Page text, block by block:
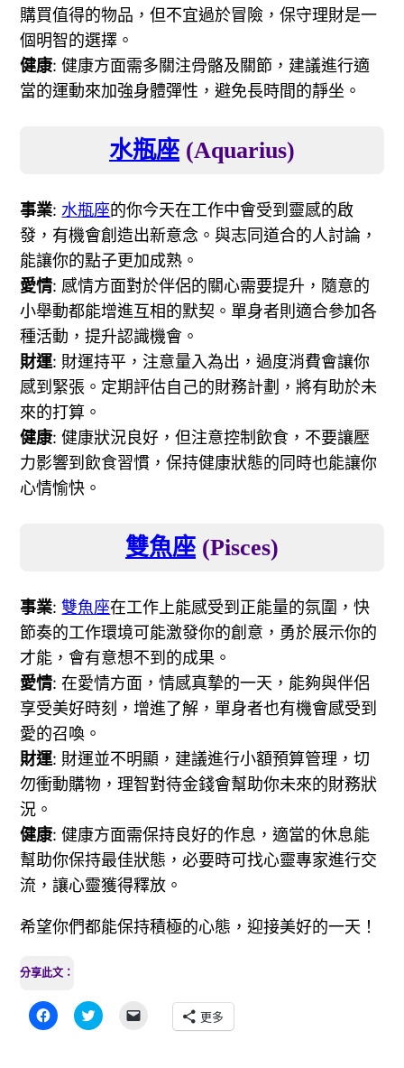
購買值得的物品，但不宜過於冒險，保守理財是一
個明智的選擇。
健康: 健康方面需多關注骨骼及關節，建議進行適
當的運動來加強身體彈性，避免長時間的靜坐。
水瓶座 (Aquarius)
事業: 水瓶座的你今天在工作中會受到靈感的啟
發，有機會創造出新意念。與志同道合的人討論，
能讓你的點子更加成熟。
愛情: 感情方面對於伴侶的關心需要提升，隨意的
小舉動都能增進互相的默契。單身者則適合參加各
種活動，提升認識機會。
財運: 財運持平，注意量入為出，過度消費會讓你
感到緊張。定期評估自己的財務計劃，將有助於未
來的打算。
健康: 健康狀況良好，但注意控制飲食，不要讓壓
力影響到飲食習慣，保持健康狀態的同時也能讓你
心情愉快。
雙魚座 (Pisces)
事業:雙魚座在工作上能感受到正能量的氛圍，快
節奏的工作環境可能激發你的創意，勇於展示你的
才能，會有意想不到的成果。
愛情: 在愛情方面，情感真摯的一天，能夠與伴侶
享受美好時刻，增進了解，單身者也有機會感受到
愛的召喚。
財運: 財運並不明顯，建議進行小額預算管理，切
勿衝動購物，理智對待金錢會幫助你未來的財務狀
況。
健康: 健康方面需保持良好的作息，適當的休息能
幫助你保持最佳狀態，必要時可找心靈專家進行交
流，讓心靈獲得釋放。
希望你們都能保持積極的心態，迎接美好的一天！
分享此文：
按
一
分
享 更多